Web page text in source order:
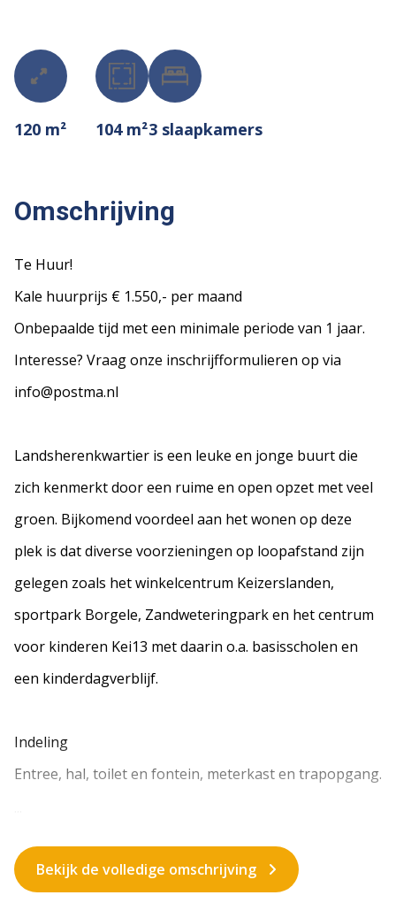
120 m² 104 m²3 slaapkamers
Omschrijving
Te Huur!
Kale huurprijs € 1.550,- per maand
Onbepaalde tijd met een minimale periode van 1 jaar.
Interesse? Vraag onze inschrijfformulieren op via
info@postma.nl
Landsherenkwartier is een leuke en jonge buurt die
zich kenmerkt door een ruime en open opzet met veel
groen. Bijkomend voordeel aan het wonen op deze
plek is dat diverse voorzieningen op loopafstand zijn
gelegen zoals het winkelcentrum Keizerslanden,
sportpark Borgele, Zandweteringpark en het centrum
voor kinderen Kei13 met daarin o.a. basisscholen en
een kinderdagverblijf.
Indeling
Entree, hal, toilet en fontein, meterkast en trapopgang.
Bekijk de volledige omschrijving